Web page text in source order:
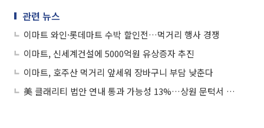
관련 뉴스
이마트 와인·롯데마트 수박 할인전…먹거리 행사 경쟁
이마트, 신세계건설에 5000억원 유상증자 추진
이마트, 호주산 먹거리 앞세워 장바구니 부담 낮춘다
美 클래리티 법안 연내 통과 가능성 13%…상원 문턱서 제동